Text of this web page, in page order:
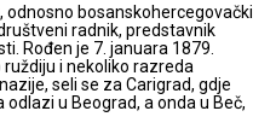
bosanskohercegovački
radnik, predstavnik
Rođen je 7. januara 1879.
i nekoliko razreda
seli se za Carigrad, gdje
u Beograd, a onda u Beč,